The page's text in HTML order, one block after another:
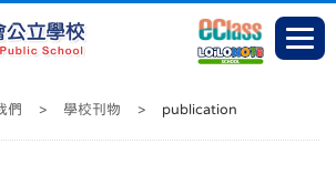
們 > 學校刊物 > publication